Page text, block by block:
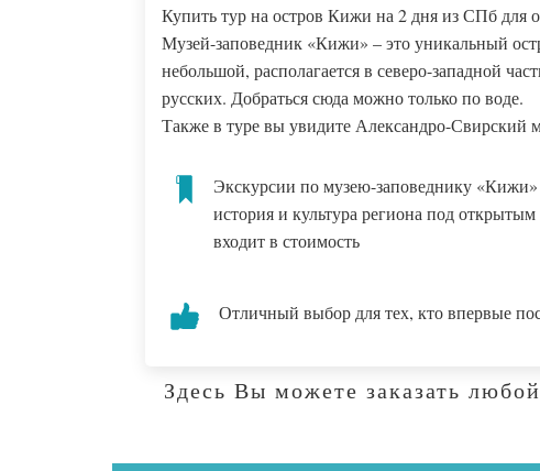
Купить тур на остров Кижи на 2 дня из СПб для
Музей-заповедник «Кижи» – это уникальный
небольшой, располагается в северо-западной
русских. Добраться сюда можно только по воде.
Также в туре вы увидите Александро-Свирский
Экскурсии по музею-заповеднику
история и культура региона под
входит в стоимость
Отличный выбор для тех, кто впервые
Здесь Вы можете заказать